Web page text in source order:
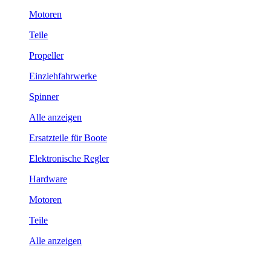
Motoren
Teile
Propeller
Einziehfahrwerke
Spinner
Alle anzeigen
Ersatzteile für Boote
Elektronische Regler
Hardware
Motoren
Teile
Alle anzeigen